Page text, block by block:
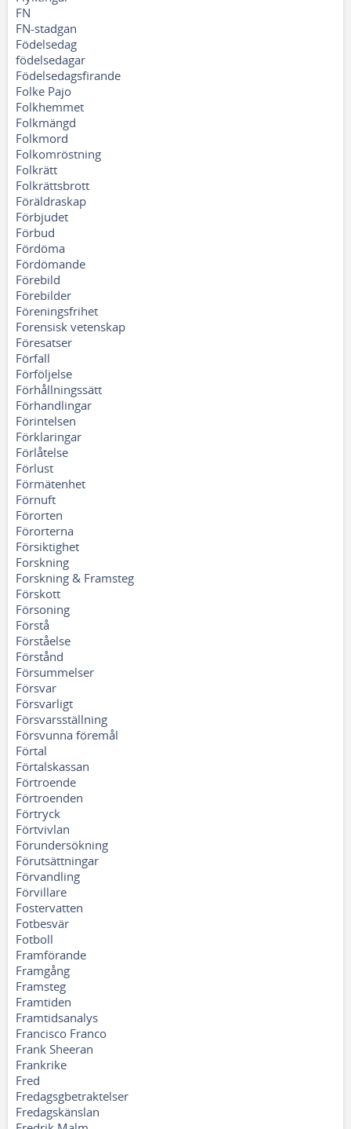
FN
FN-stadgan
Födelsedag
födelsedagar
Födelsedagsfirande
Folke Pajo
Folkhemmet
Folkmängd
Folkmord
Folkomröstning
Folkrätt
Folkrättsbrott
Föräldraskap
Förbjudet
Förbud
Fördöma
Fördömande
Förebild
Förebilder
Föreningsfrihet
Forensisk vetenskap
Föresatser
Förfall
Förföljelse
Förhållningssätt
Förhandlingar
Förintelsen
Förklaringar
Förlåtelse
Förlust
Förmätenhet
Förnuft
Förorten
Förorterna
Försiktighet
Forskning
Forskning & Framsteg
Förskott
Försoning
Förstå
Förståelse
Förstånd
Försummelser
Försvar
Försvarligt
Försvarsställning
Försvunna föremål
Förtal
Förtalskassan
Förtroende
Förtroenden
Förtryck
Förtvivlan
Förundersökning
Förutsättningar
Förvandling
Förvillare
Fostervatten
Fotbesvär
Fotboll
Framförande
Framgång
Framsteg
Framtiden
Framtidsanalys
Francisco Franco
Frank Sheeran
Frankrike
Fred
Fredagsgbetraktelser
Fredagskänslan